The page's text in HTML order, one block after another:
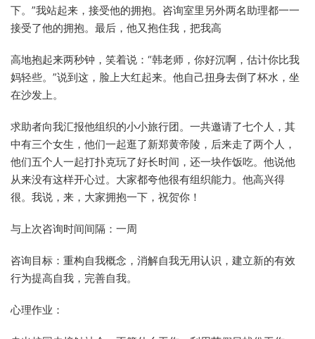
下。”我站起来，接受他的拥抱。咨询室里另外两名助理都一一
接受了他的拥抱。最后，他又抱住我，把我高
高地抱起来两秒钟，笑着说：“韩老师，你好沉啊，估计你比我
妈轻些。”说到这，脸上大红起来。他自己扭身去倒了杯水，坐
在沙发上。
求助者向我汇报他组织的小小旅行团。一共邀请了七个人，其
中有三个女生，他们一起逛了新郑黄帝陵，后来走了两个人，
他们五个人一起打扑克玩了好长时间，还一块作饭吃。他说他
从来没有这样开心过。大家都夸他很有组织能力。他高兴得
很。我说，来，大家拥抱一下，祝贺你！
与上次咨询时间间隔：一周
咨询目标：重构自我概念，消解自我无用认识，建立新的有效
行为提高自我，完善自我。
心理作业：